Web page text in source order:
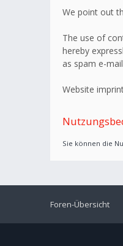
We point out
The use of
hereby
as spam e-
Website
Sie können die
Foren-Übersicht